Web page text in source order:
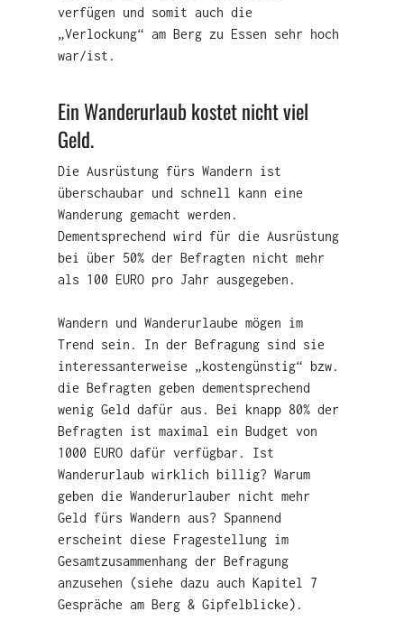
verfügen und somit auch die
„Verlockung“ am Berg zu Essen sehr hoch
war/ist.
Ein Wanderurlaub kostet nicht viel
Geld.
Die Ausrüstung fürs Wandern ist
überschaubar und schnell kann eine
Wanderung gemacht werden.
Dementsprechend wird für die Ausrüstung
bei über 50% der Befragten nicht mehr
als 100 EURO pro Jahr ausgegeben.
Wandern und Wanderurlaube mögen im
Trend sein. In der Befragung sind sie
interessanterweise „kostengünstig“ bzw.
die Befragten geben dementsprechend
wenig Geld dafür aus. Bei knapp 80% der
Befragten ist maximal ein Budget von
1000 EURO dafür verfügbar. Ist
Wanderurlaub wirklich billig? Warum
geben die Wanderurlauber nicht mehr
Geld fürs Wandern aus? Spannend
erscheint diese Fragestellung im
Gesamtzusammenhang der Befragung
anzusehen (siehe dazu auch Kapitel 7
Gespräche am Berg & Gipfelblicke).